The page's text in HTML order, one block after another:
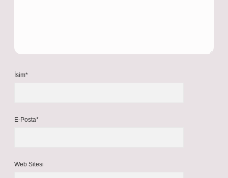
İsim*
E-Posta*
Web Sitesi